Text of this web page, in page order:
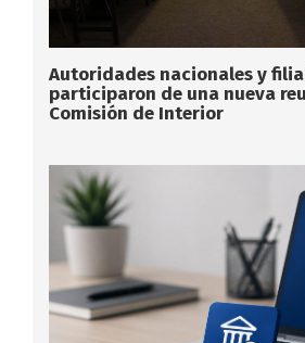
Autoridades nacionales y
participaron de una nueva
Comisión de Interior